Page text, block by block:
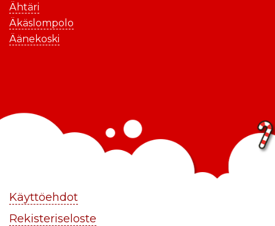
Ähtäri
Äkäslompolo
Äänekoski
Käyttöehdot
Rekisteriseloste